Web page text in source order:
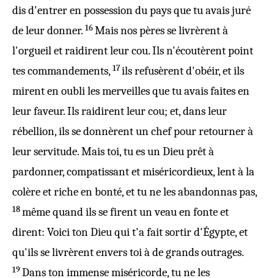
disd'entrerenpossessiondupaysque tu avaisjuré
de leurdonner. 16 Mais nospèresse livrèrent à
l'orgueiletraidirentleurcou. Ils n'écoutèrentpoint
tescommandements, 17ilsrefusèrentd'obéir, et ils
mirent enoublilesmerveillesque tu avaisfaitesen
leur faveur. Ilsraidirentleurcou; et, dans leur
rébellion, ils sedonnèrentunchefpourretournerà
leurservitude. Mais toi, tu es unDieuprêt à
pardonner,compatissantetmiséricordieux,lentà la
colèreetricheenbonté, et tu ne lesabandonnaspas,
18 même quand ils sefirentunveauenfonteet
dirent: Voici tonDieuqui t'a faitsortird'Égypte, et
qu'ils selivrèrentenvers toi à degrandsoutrages.
19 Dans tonimmensemiséricorde, tu ne les